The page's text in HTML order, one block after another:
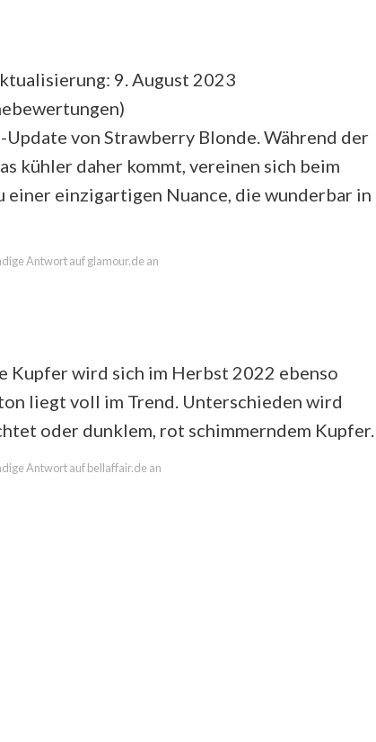
9. August 2023
)
von Strawberry Blonde. Während der
kühler daher kommt, vereinen sich beim
einzigartigen Nuance, die wunderbar in
Antwort auf glamour.de an
Kupfer wird sich im Herbst 2022 ebenso
liegt voll im Trend. Unterschieden wird
oder dunklem, rot schimmerndem Kupfer.
Antwort auf bellaffair.de an